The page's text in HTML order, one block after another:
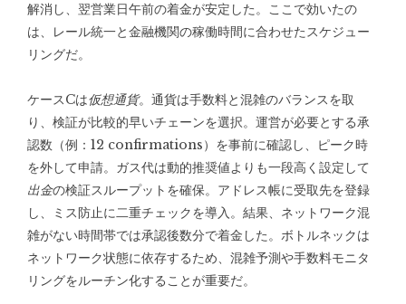
解消し、翌営業日午前の着金が安定した。ここで効いたの
は、レール統一と金融機関の稼働時間に合わせたスケジュー
リングだ。
ケースCは仮想通貨。通貨は手数料と混雑のバランスを取
り、検証が比較的早いチェーンを選択。運営が必要とする承
認数（例：12 confirmations）を事前に確認し、ピーク時
を外して申請。ガス代は動的推奨値よりも一段高く設定して
出金の検証スループットを確保。アドレス帳に受取先を登録
し、ミス防止に二重チェックを導入。結果、ネットワーク混
雑がない時間帯では承認後数分で着金した。ボトルネックは
ネットワーク状態に依存するため、混雑予測や手数料モニタ
リングをルーチン化することが重要だ。